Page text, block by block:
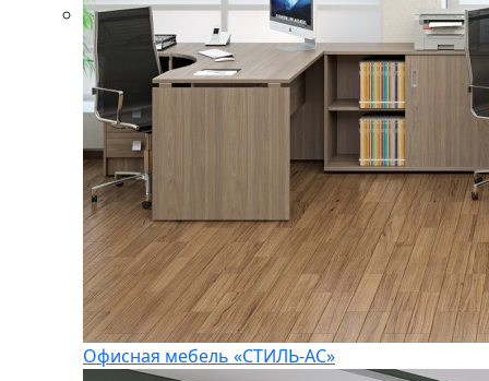
Офисная мебель «СТИЛЬ-АС»